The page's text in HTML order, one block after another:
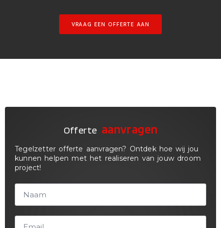
VRAAG EEN OFFERTE AAN
Offerte aanvragen
Tegelzetter offerte aanvragen? Ontdek hoe wij jou
kunnen helpen met het realiseren van jouw droom
project!